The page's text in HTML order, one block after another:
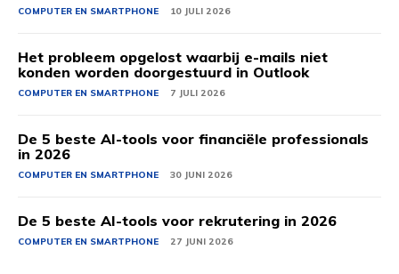
COMPUTER EN SMARTPHONE 10 JULI 2026
Het probleem opgelost waarbij e-mails niet
konden worden doorgestuurd in Outlook
COMPUTER EN SMARTPHONE 7 JULI 2026
De 5 beste AI-tools voor financiële professionals
in 2026
COMPUTER EN SMARTPHONE 30 JUNI 2026
De 5 beste AI-tools voor rekrutering in 2026
COMPUTER EN SMARTPHONE 27 JUNI 2026